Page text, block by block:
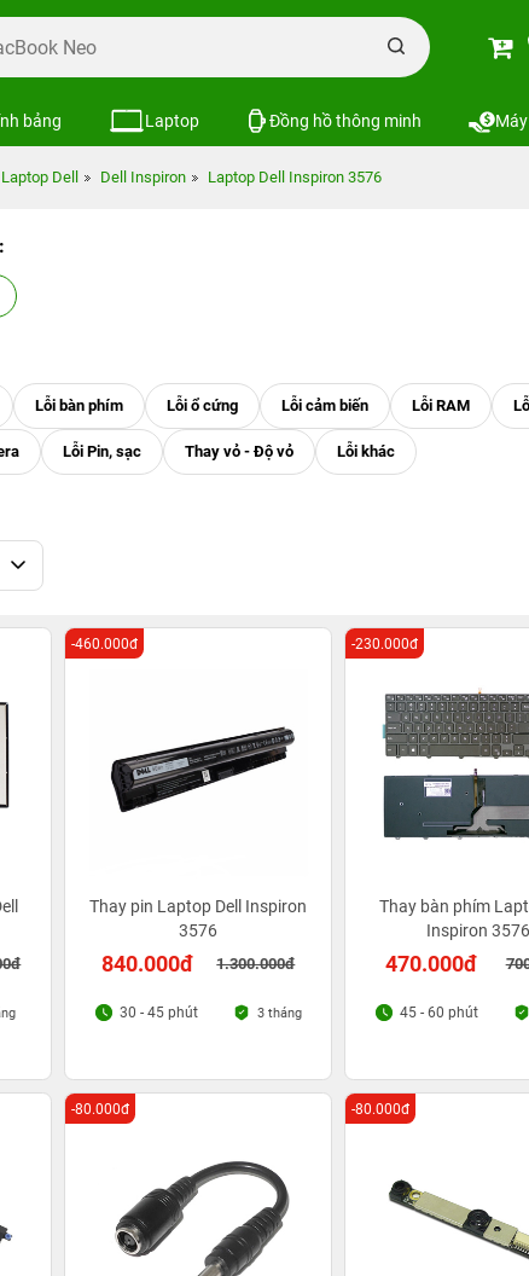
bảng Laptop Đồng hồ thông minh
Laptop Dell Dell Inspiron Laptop Dell Inspiron 3576
Thay pin Laptop Dell Inspiron
3576
840.000đ 1.300.000đ
-460.000đ
30 - 45 phút 3 tháng
Thay bàn phím
Inspiron 3576
470.000đ
-230.000đ
45 - 60 phút
-80.000đ -80.000đ